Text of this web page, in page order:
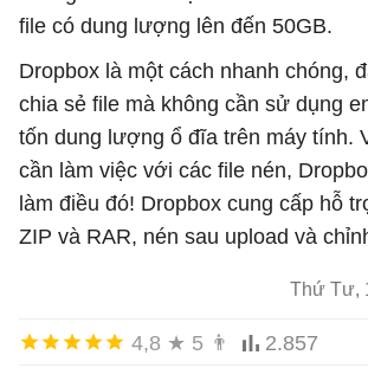
file có dung lượng lên đến 50GB.
Dropbox là một cách nhanh chóng,
chia sẻ file mà không cần sử dụng
tốn dung lượng ổ đĩa trên máy tính.
cần làm việc với các file nén,
làm điều đó! Dropbox cung cấp hỗ
ZIP và RAR, nén sau upload và
Thứ Tư,
4,8 ★ 5 👨 2.857